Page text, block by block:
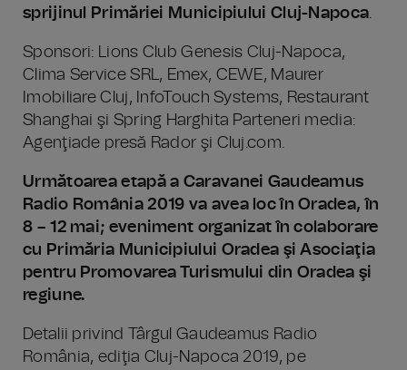
sprijinul Primăriei Municipiului Cluj-Napoca.
Sponsori: Lions Club Genesis Cluj-Napoca,
Clima Service SRL, Emex, CEWE, Maurer
Imobiliare Cluj, InfoTouch Systems, Restaurant
Shanghai şi Spring Harghita Parteneri media:
Agenţiade presă Rador şi Cluj.com.
Următoarea etapă a Caravanei Gaudeamus
Radio România 2019 va avea loc în Oradea, în
8 – 12 mai; eveniment organizat în colaborare
cu Primăria Municipiului Oradea şi Asociaţia
pentru Promovarea Turismului din Oradea şi
regiune.
Detalii privind Târgul Gaudeamus Radio
România, ediţia Cluj-Napoca 2019, pe